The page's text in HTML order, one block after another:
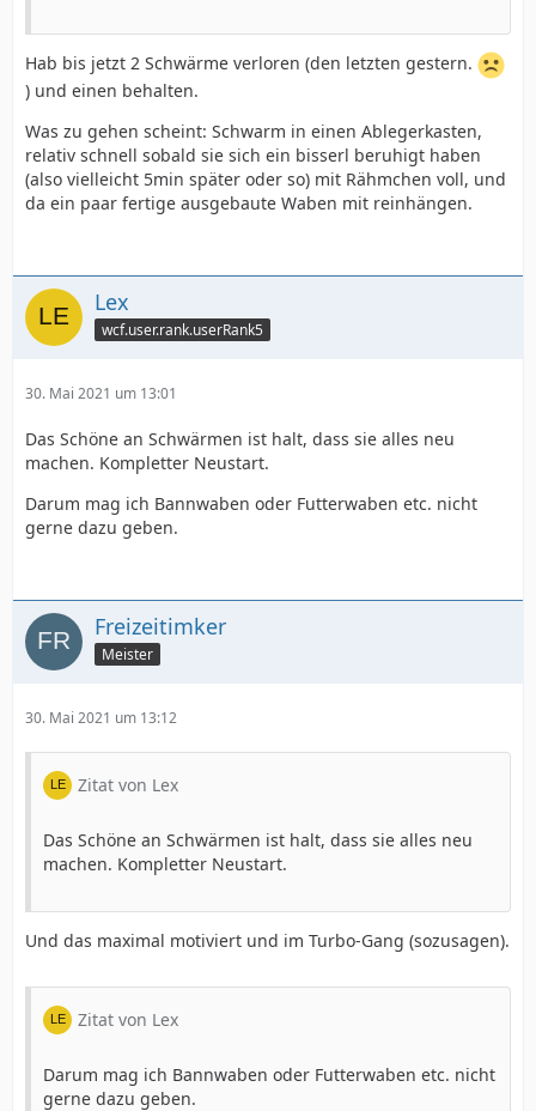
Hab bis jetzt 2 Schwärme verloren (den letzten gestern.
) und einen behalten.
Was zu gehen scheint: Schwarm in einen Ablegerkasten,
relativ schnell sobald sie sich ein bisserl beruhigt haben
(also vielleicht 5min später oder so) mit Rähmchen voll, und
da ein paar fertige ausgebaute Waben mit reinhängen.
Lex
wcf.user.rank.userRank5
30. Mai 2021 um 13:01
Das Schöne an Schwärmen ist halt, dass sie alles neu
machen. Kompletter Neustart.
Darum mag ich Bannwaben oder Futterwaben etc. nicht
gerne dazu geben.
Freizeitimker
Meister
30. Mai 2021 um 13:12
Zitat von Lex
Das Schöne an Schwärmen ist halt, dass sie alles neu
machen. Kompletter Neustart.
Und das maximal motiviert und im Turbo-Gang (sozusagen).
Zitat von Lex
Darum mag ich Bannwaben oder Futterwaben etc. nicht
gerne dazu geben.